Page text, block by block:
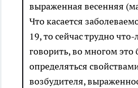
выраженная весенняя
Что касается
19, то сейчас трудно
говорить, во многом это
определяться
возбудителя,